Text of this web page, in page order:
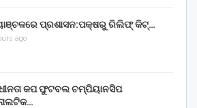
ପ୍ରଶାସନ:ପକ୍ଷରୁ ରିଲିଫ୍ କିଟ୍…
ago
କପ ଫୁଟବଲ ଚମ୍ପିୟାନସିପ